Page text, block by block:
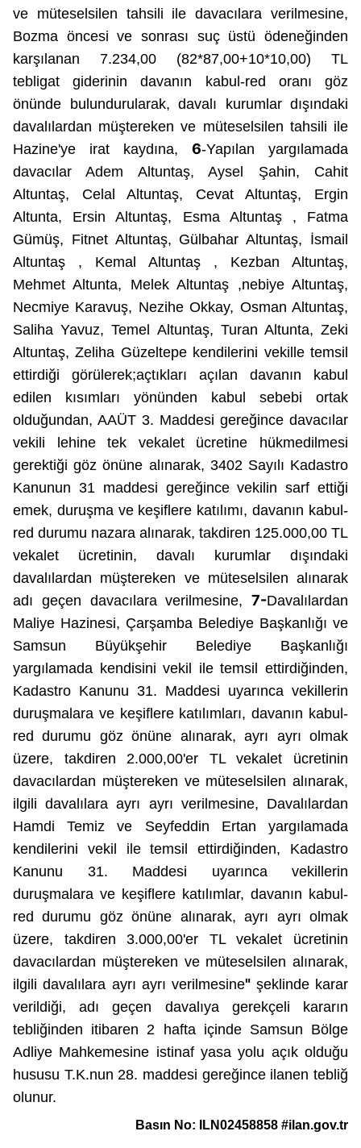
ve müteselsilen tahsili ile davacılara verilmesine,
Bozma öncesi ve sonrası suç üstü ödeneğinden
karşılanan 7.234,00 (82*87,00+10*10,00) TL
tebligat giderinin davanın kabul-red oranı göz
önünde bulundurularak, davalı kurumlar dışındaki
davalılardan müştereken ve müteselsilen tahsili ile
Hazine'ye irat kaydına, 6-Yapılan yargılamada
davacılar Adem Altuntaş, Aysel Şahin, Cahit
Altuntaş, Celal Altuntaş, Cevat Altuntaş, Ergin
Altunta, Ersin Altuntaş, Esma Altuntaş , Fatma
Gümüş, Fitnet Altuntaş, Gülbahar Altuntaş, İsmail
Altuntaş , Kemal Altuntaş , Kezban Altuntaş,
Mehmet Altunta, Melek Altuntaş ,nebiye Altuntaş,
Necmiye Karavuş, Nezihe Okkay, Osman Altuntaş,
Saliha Yavuz, Temel Altuntaş, Turan Altunta, Zeki
Altuntaş, Zeliha Güzeltepe kendilerini vekille temsil
ettirdiği görülerek;açtıkları açılan davanın kabul
edilen kısımları yönünden kabul sebebi ortak
olduğundan, AAÜT 3. Maddesi gereğince davacılar
vekili lehine tek vekalet ücretine hükmedilmesi
gerektiği göz önüne alınarak, 3402 Sayılı Kadastro
Kanunun 31 maddesi gereğince vekilin sarf ettiği
emek, duruşma ve keşiflere katılımı, davanın kabul-
red durumu nazara alınarak, takdiren 125.000,00 TL
vekalet ücretinin, davalı kurumlar dışındaki
davalılardan müştereken ve müteselsilen alınarak
adı geçen davacılara verilmesine, 7-Davalılardan
Maliye Hazinesi, Çarşamba Belediye Başkanlığı ve
Samsun Büyükşehir Belediye Başkanlığı
yargılamada kendisini vekil ile temsil ettirdiğinden,
Kadastro Kanunu 31. Maddesi uyarınca vekillerin
duruşmalara ve keşiflere katılımları, davanın kabul-
red durumu göz önüne alınarak, ayrı ayrı olmak
üzere, takdiren 2.000,00'er TL vekalet ücretinin
davacılardan müştereken ve müteselsilen alınarak,
ilgili davalılara ayrı ayrı verilmesine, Davalılardan
Hamdi Temiz ve Seyfeddin Ertan yargılamada
kendilerini vekil ile temsil ettirdiğinden, Kadastro
Kanunu 31. Maddesi uyarınca vekillerin
duruşmalara ve keşiflere katılımlar, davanın kabul-
red durumu göz önüne alınarak, ayrı ayrı olmak
üzere, takdiren 3.000,00'er TL vekalet ücretinin
davacılardan müştereken ve müteselsilen alınarak,
ilgili davalılara ayrı ayrı verilmesine" şeklinde karar
verildiği, adı geçen davalıya gerekçeli kararın
tebliğinden itibaren 2 hafta içinde Samsun Bölge
Adliye Mahkemesine istinaf yasa yolu açık olduğu
hususu T.K.nun 28. maddesi gereğince ilanen tebliğ
olunur.
Basın No: ILN02458858 #ilan.gov.tr